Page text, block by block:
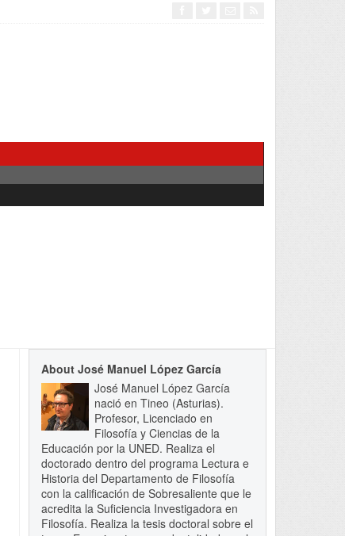
About José Manuel López García
José Manuel López García
nació en Tineo (Asturias).
Profesor, Licenciado en
Filosofía y Ciencias de la
Educación por la UNED. Realiza el
doctorado dentro del programa Lectura e
Historia del Departamento de Filosofía
con la calificación de Sobresaliente que le
acredita la Suficiencia Investigadora en
Filosofía. Realiza la tesis doctoral sobre el